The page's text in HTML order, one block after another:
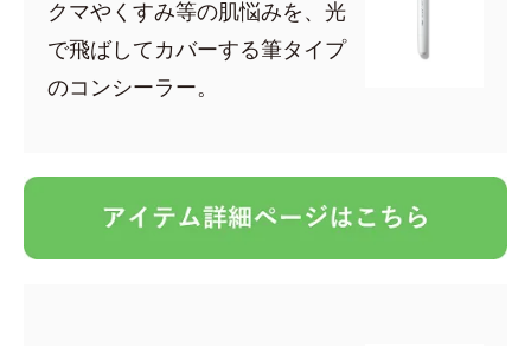
クマやくすみ等の肌悩みを、光
で飛ばしてカバーする筆タイプ
のコンシーラー。